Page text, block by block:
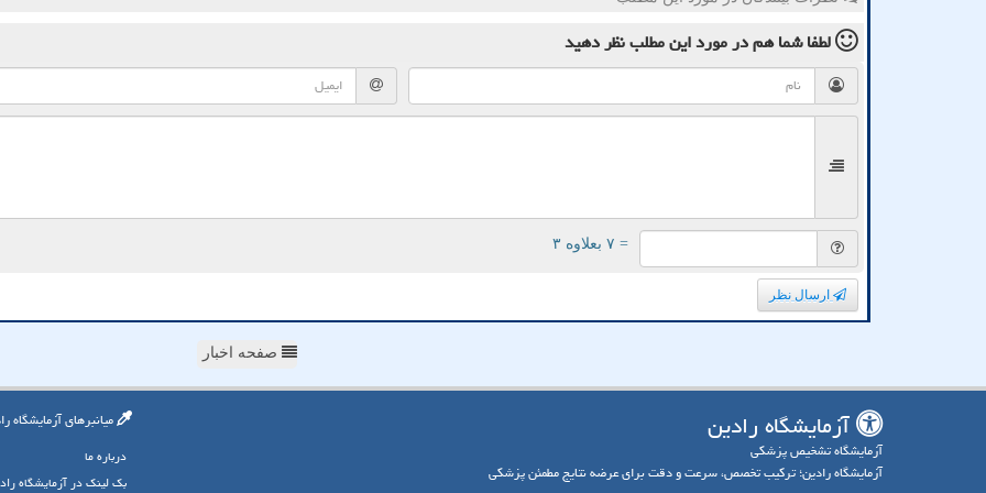
لطفا شما همدر مورد این مطلبنظر دهید
= ۷ بعلاوه ۳
ارسال نظر
صفحه اخبار
آزمایشگاه رادین
آزمایشگاه تشخیص پزشکی
آزمایشگاه رادین؛ ترکیب تخصص، سرعت و دقت برای عرضه نتایج مطمئن پزشکی
میانبرهای آزمایشگاه
درباره ما
بک لینک در آزمایشگاه